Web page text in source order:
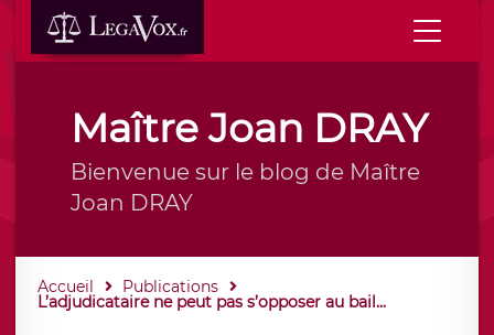
Maître Joan DRAY
Bienvenue sur le blog de Maître
Joan DRAY
Accueil Publications
L’adjudicataire ne peut pas s’opposer au bail...